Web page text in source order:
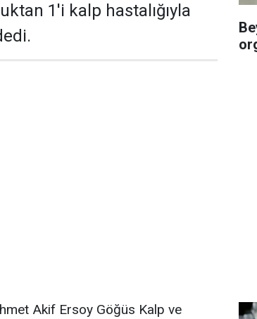
1'i kalp hastalığıyla
Akif Ersoy Göğüs Kalp ve